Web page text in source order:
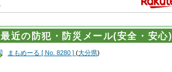
最近の防犯・防災メール(安全・安心)
まもめーる [ No. 8280 ] (大分県)